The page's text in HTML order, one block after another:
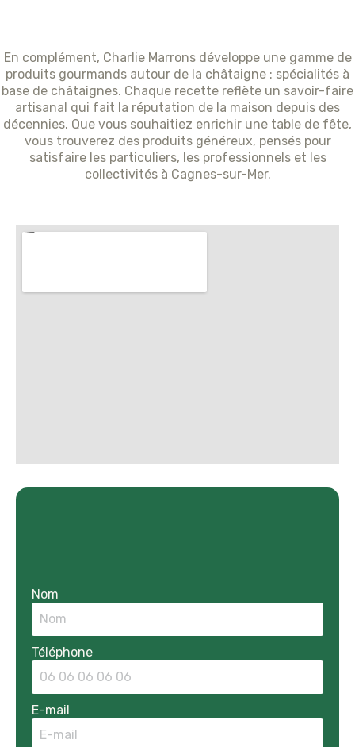
En complément, Charlie Marrons développe une gamme de
produits gourmands autour de la châtaigne : spécialités à
base de châtaignes. Chaque recette reflète un savoir-faire
artisanal qui fait la réputation de la maison depuis des
décennies. Que vous souhaitiez enrichir une table de fête,
vous trouverez des produits généreux, pensés pour
satisfaire les particuliers, les professionnels et les
collectivités à Cagnes-sur-Mer.
Nom
Téléphone
E-mail